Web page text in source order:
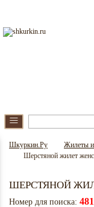
≡
Шкуркин.Ру Жилеты
Шерстяной жилет
ШЕРСТЯНОЙ
Номер для поиска: